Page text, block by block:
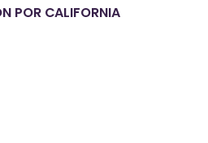
POR CALIFORNIA